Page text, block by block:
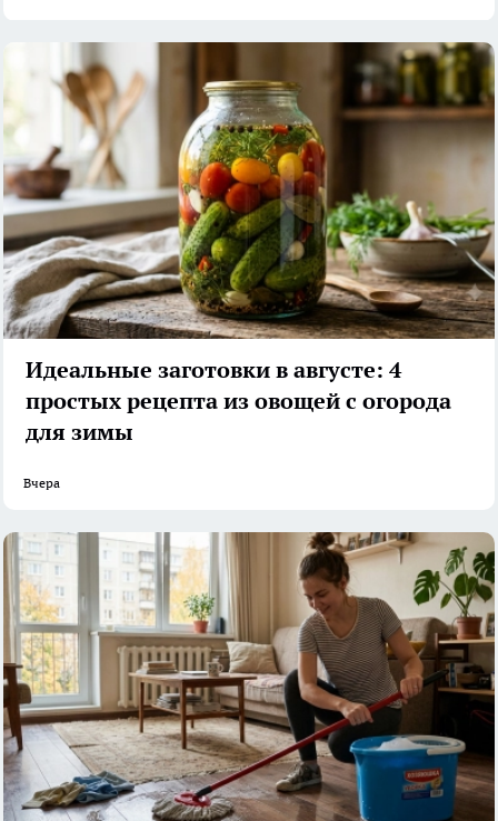
Идеальные заготовки в августе: 4
простых рецепта из овощей с огорода
для зимы
Вчера